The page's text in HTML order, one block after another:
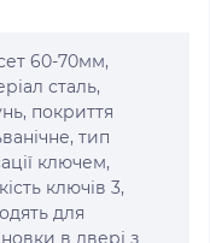
60-70мм,
сталь,
покриття
тип
ключем,
ключів 3,
для
в двері з